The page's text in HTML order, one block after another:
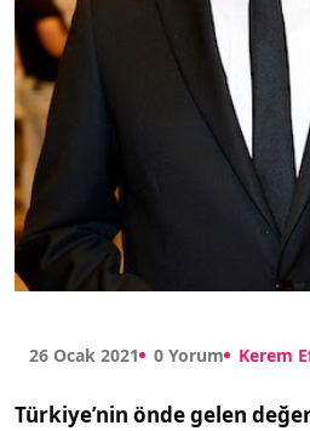
26 Ocak 2021 0 Yorum Kerem
Türkiye’nin önde gelen